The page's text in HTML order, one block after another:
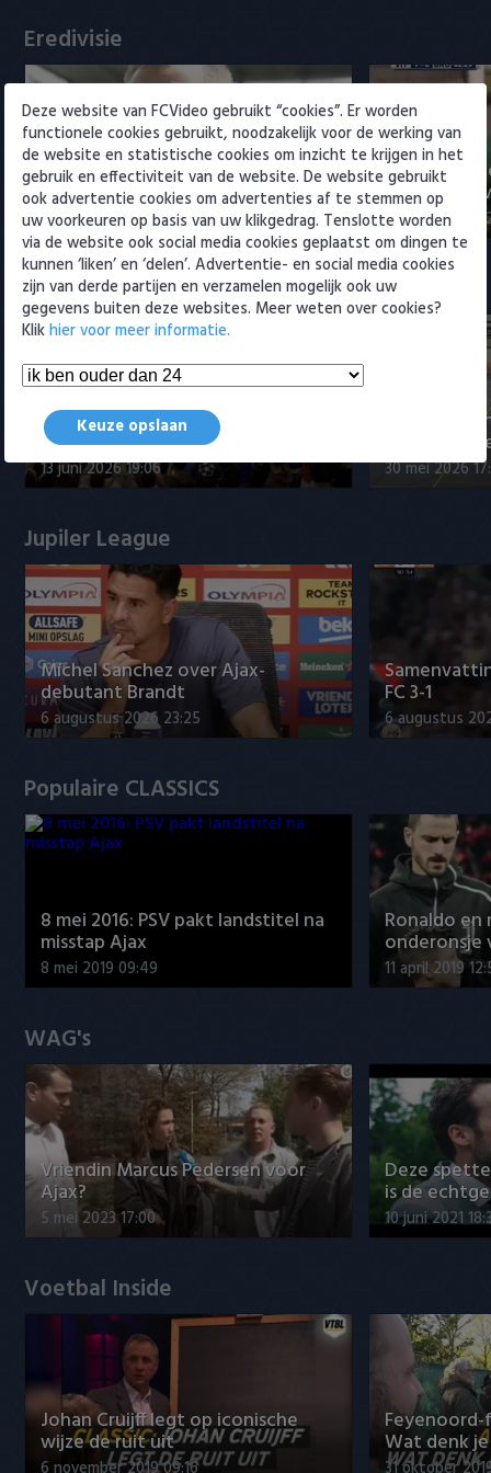
Eredivisie
Voorbeschouwing Cambuur-
Excelsior met Plat en El Arguioui
6 augustus 2026 18:49
PSV
ervaren
6 augustus
Samenvattingen Eredivisie
Amsterdam 3-0 (Roermond
kampioen)
13 juni 2026 19:06
Futsal
30 mei 2026
Jupiler League
Míchel Sanchez over Ajax-
debutant Brandt
6 augustus 2026 23:25
FC 3-1
6 augustus
Populaire CLASSICS
8 mei 2016: PSV pakt landstitel na
misstap Ajax
8 mei 2019 09:49
Ronaldo
onderonsje
11 april 2019
WAG's
Vriendin Marcus Pedersen voor
Ajax?
5 mei 2023 17:00
Deze
is de
10 juni 2021
Voetbal Inside
Johan Cruijff legt op iconische
wijze de ruit uit
Feyenoord-
Wat denk
Deze website van FCVideo gebruikt “cookies”. Er worden
functionele cookies gebruikt, noodzakelijk voor de werking van
de website en statistische cookies om inzicht te krijgen in het
gebruik en effectiviteit van de website. De website gebruikt
ook advertentie cookies om advertenties af te stemmen op
uw voorkeuren op basis van uw klikgedrag. Tenslotte worden
via de website ook social media cookies geplaatst om dingen te
kunnen ‘liken’ en ‘delen’. Advertentie- en social media cookies
zijn van derde partijen en verzamelen mogelijk ook uw
gegevens buiten deze websites. Meer weten over cookies?
Klikhier voor meer informatie.
Keuze opslaan